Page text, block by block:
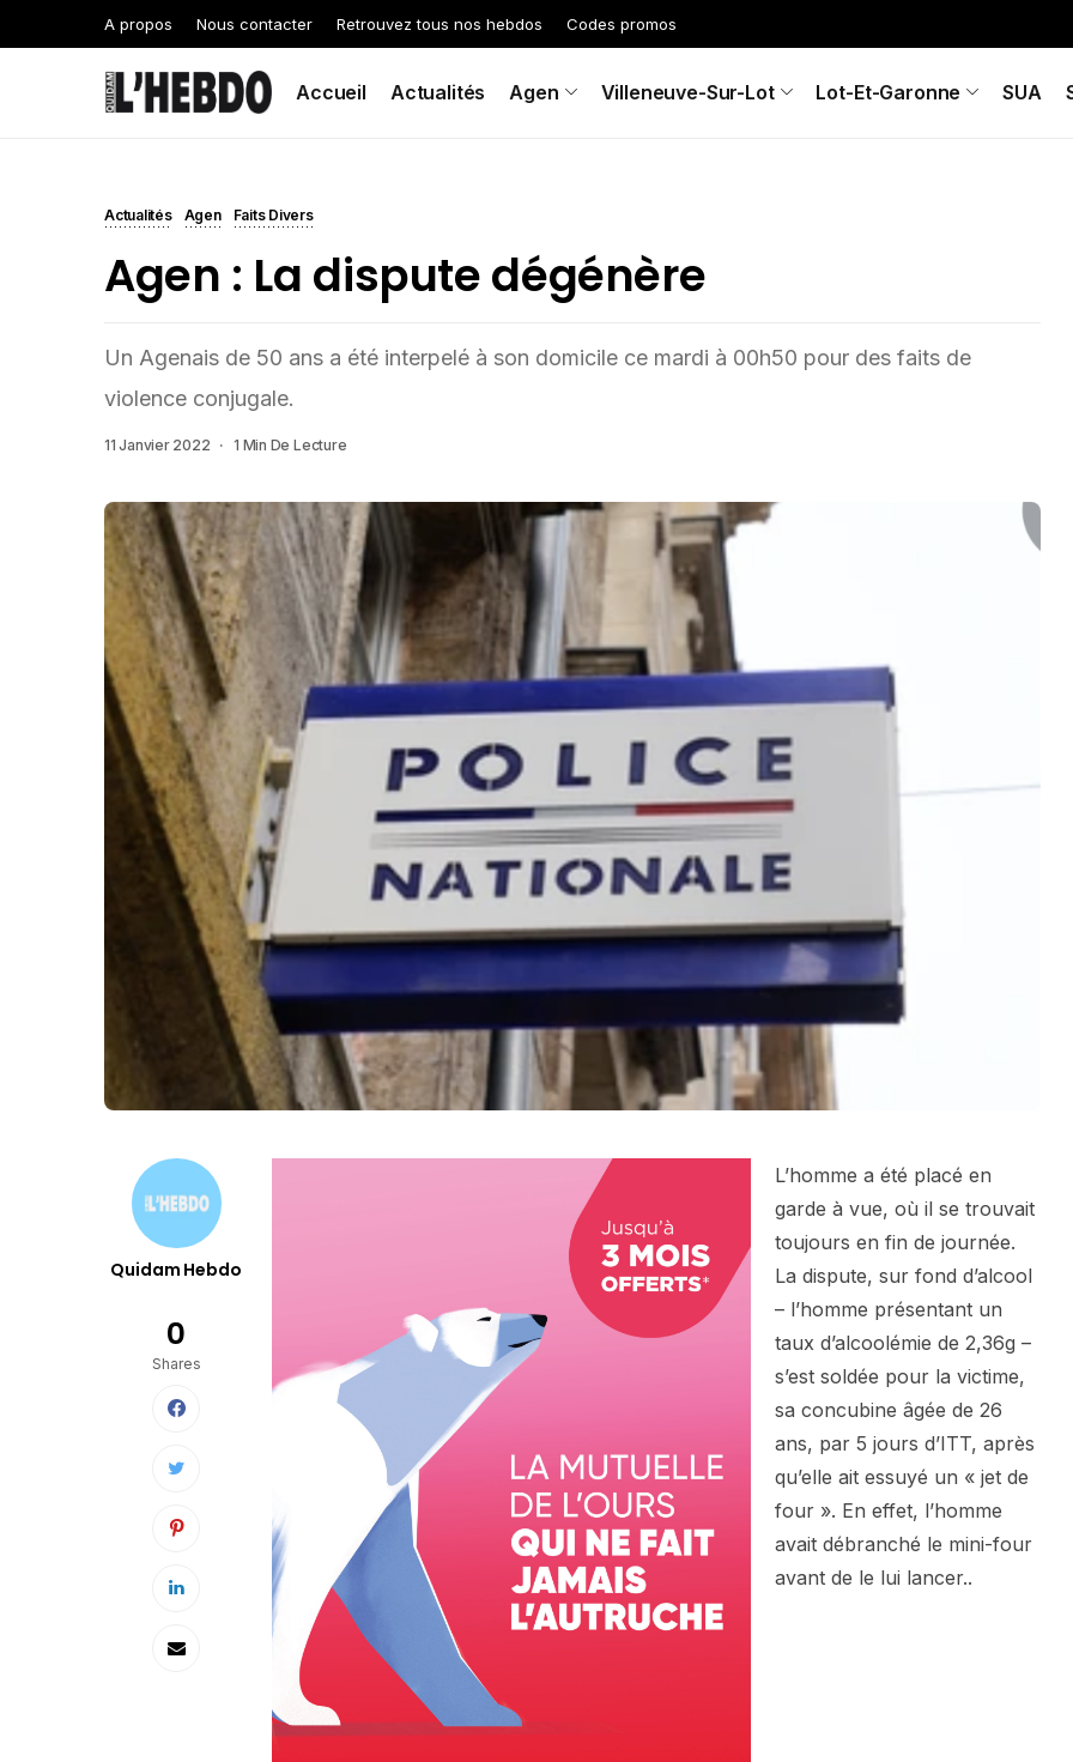
A propos Nous contacter Retrouvez tous nos hebdos Codes promos
Accueil Actualités Agen Villeneuve-Sur-Lot Lot-Et-Garonne SUA
Actualités Agen Faits Divers
Agen : La dispute dégénère
Un Agenais de 50 ans a été interpelé à son domicile ce mardi à 00h50 pour des faits de
violence conjugale.
11 Janvier 2022 1 Min De Lecture
Quidam Hebdo
0
Shares
L’homme a été placé en
garde à vue, où il se trouvait
toujours en fin de journée.
La dispute, sur fond d’alcool
– l’homme présentant un
taux d’alcoolémie de 2,36g –
s’est soldée pour la victime,
sa concubine âgée de 26
ans, par 5 jours d’ITT, après
qu’elle ait essuyé un « jet de
four ». En effet, l’homme
avait débranché le mini-four
avant de le lui lancer..